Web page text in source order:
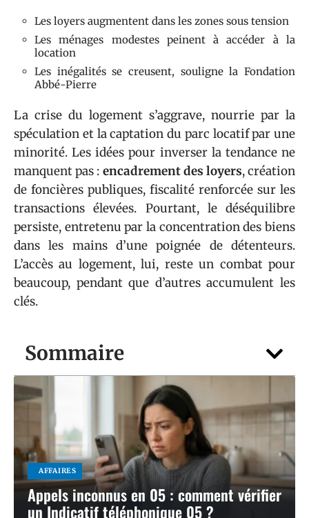
Sommaire
AFFAIRES
Appels inconnus en 05 : comment vérifier
un Indicatif téléphonique 05 ?
Les loyers augmentent dans les zones sous tension
Les ménages modestes peinent à accéder à la
location
Les inégalités se creusent, souligne la Fondation
Abbé-Pierre
La crise du logement s’aggrave, nourrie par la
spéculation et la captation du parc locatif par une
minorité. Les idées pour inverser la tendance ne
manquent pas : encadrement des loyers, création
de foncières publiques, fiscalité renforcée sur les
transactions élevées. Pourtant, le déséquilibre
persiste, entretenu par la concentration des biens
dans les mains d’une poignée de détenteurs.
L’accès au logement, lui, reste un combat pour
beaucoup, pendant que d’autres accumulent les
clés.